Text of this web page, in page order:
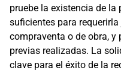
pruebe la existencia de
suficientes para
compraventa o de obra, y
previas realizadas. La
clave para el éxito de la